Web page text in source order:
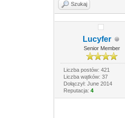
Szukaj
Lucyfer
Senior Member
Liczba postów: 421
Liczba wątków: 37
Dołączył: June 2014
Reputacja: 4